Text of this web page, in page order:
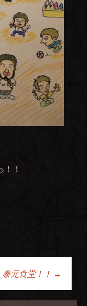
！
ショ
泰元食堂！！ →